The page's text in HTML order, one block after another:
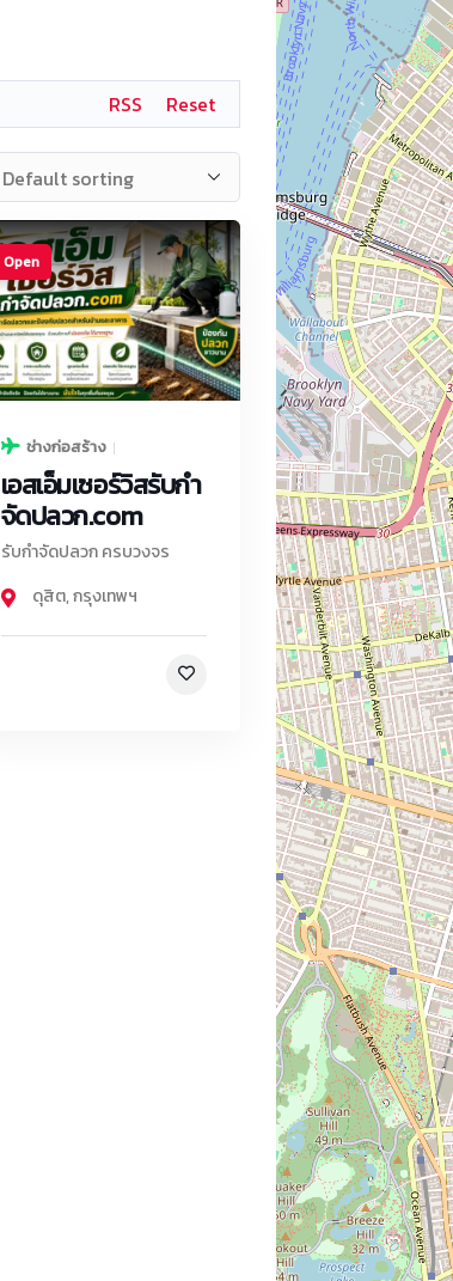
Reset
RSS
Open
ช่างก่อสร้าง
เอสเอ็มเซอร์วิสรับกํา
จัดปลวก.com
รับกำจัดปลวก ครบวงจร
ดุสิต,กรุงเทพฯ